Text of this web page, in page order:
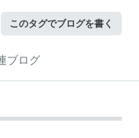
このタグでブログを書く
ブログ